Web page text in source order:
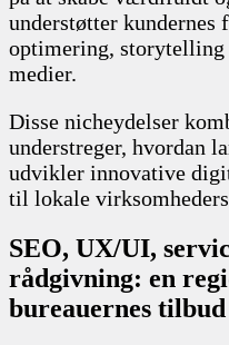
understøtter kundernes
optimering, storytelling
medier.
Disse nicheydelser
understreger, hvordan
udvikler innovative
til lokale
SEO, UX/UI,
rådgivning: en
bureauernes tilbud